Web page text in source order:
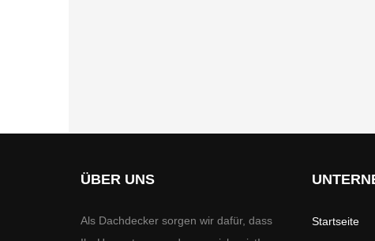
ÜBER UNS
Als Dachdecker sorgen wir dafür, dass
Startseite